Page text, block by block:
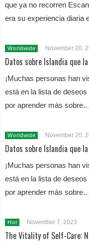
que ya no recorren
era su experiencia diaria
Worldwide November 20,
Datos sobre Islandia que
¡Muchas personas han
está en la lista de
por aprender más sobre…
Worldwide November 20,
Datos sobre Islandia que
¡Muchas personas han
está en la lista de
por aprender más sobre…
Hot November 7, 2023
The Vitality of Self-Care: